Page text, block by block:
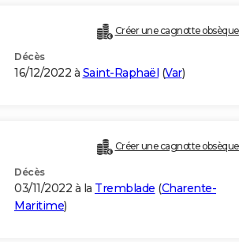
Créer une cagnotte
Décès
16/12/2022 à Saint-Raphaël (Var)
Créer une cagnotte
Décès
03/11/2022 à la Tremblade (Charente-
Maritime)